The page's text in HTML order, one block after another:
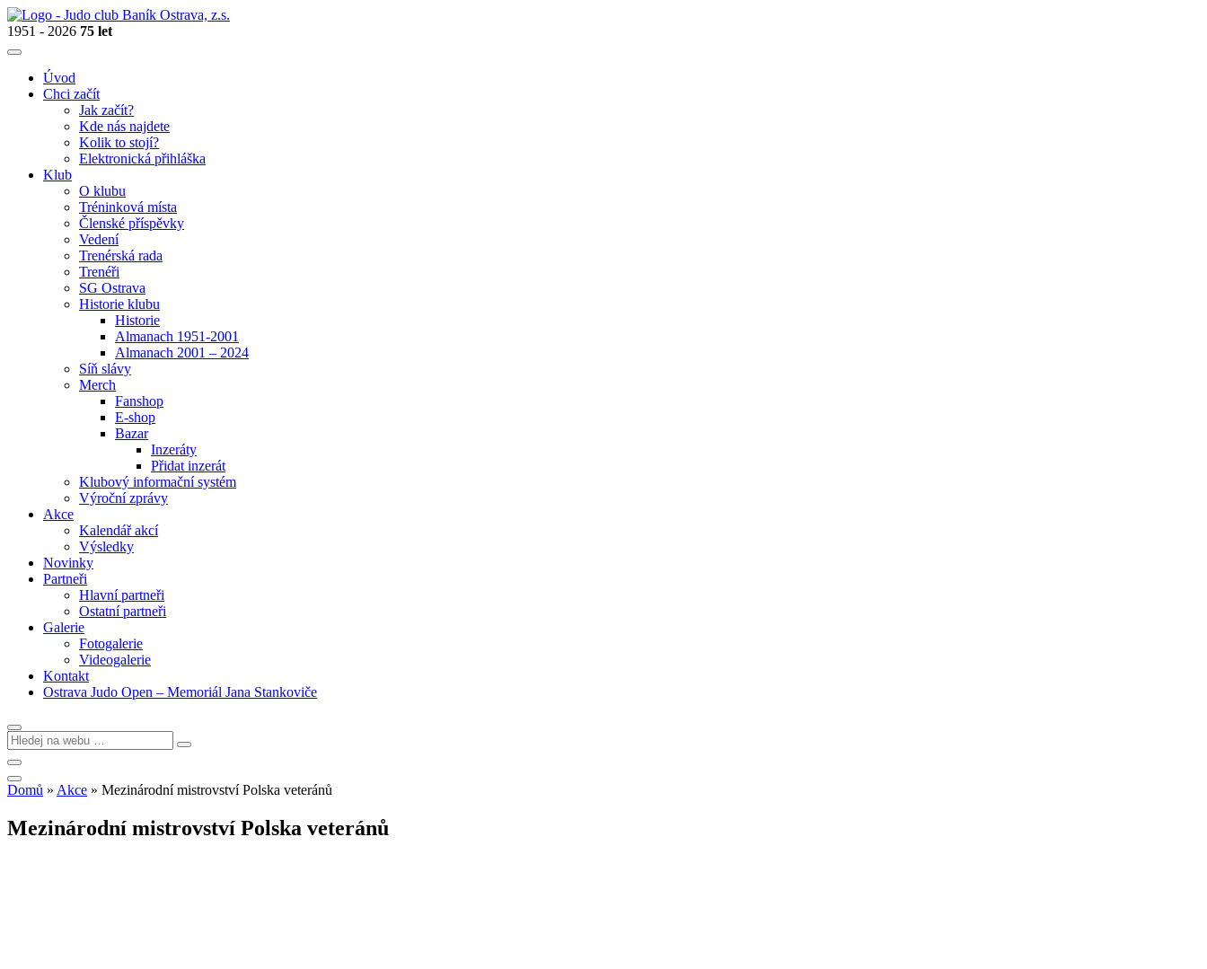
1951 - 2026 75 let
Úvod
Chci začít
Jak začít?
Kde nás najdete
Kolik to stojí?
Elektronická přihláška
Klub
O klubu
Tréninková místa
Členské příspěvky
Vedení
Trenérská rada
Trenéři
SG Ostrava
Historie klubu
Historie
Almanach 1951-2001
Almanach 2001 – 2024
Síň slávy
Merch
Fanshop
E-shop
Bazar
Inzeráty
Přidat inzerát
Klubový informační systém
Výroční zprávy
Akce
Kalendář akcí
Výsledky
Novinky
Partneři
Hlavní partneři
Ostatní partneři
Galerie
Fotogalerie
Videogalerie
Kontakt
Ostrava Judo Open – Memoriál Jana Stankoviče
Domů » Akce » Mezinárodní mistrovství Polska veteránů
Mezinárodní mistrovství Polska veteránů